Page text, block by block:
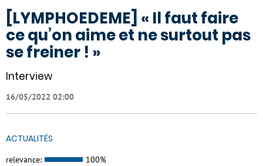
[LYMPHOEDEME] « Il faut faire
ce qu’on aime et ne surtout pas
se freiner ! »
Interview
16/05/2022 02:00
ACTUALITÉS
relevance: 100%